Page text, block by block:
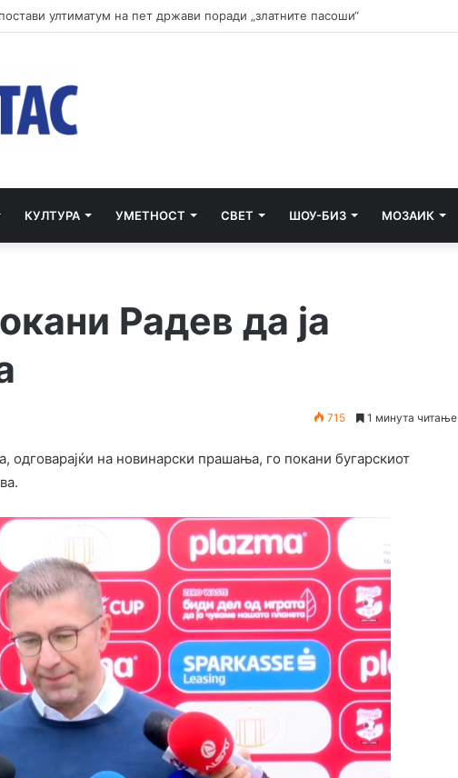
30 години почнува судењето за убиството на Тупак Шакур
КУЛТУРА УМЕТНОСТ СВЕТ ШОУ-БИЗ МОЗАИК
Радев да ја
715 1 минута читање
на новинарски прашања, го покани бугарскиот